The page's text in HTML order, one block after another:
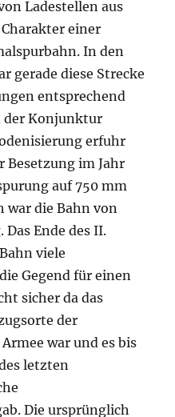
Ladestellen aus
einer
In den
gerade diese Strecke
entsprechend
der Konjunktur
erfuhr
Besetzung im Jahr
auf 750 mm
war die Bahn von
Ende des II.
viele
Gegend für einen
sicher da das
der
war und es bis
letzten
Die ursprünglich